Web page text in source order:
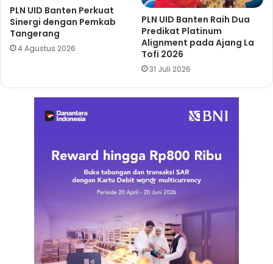
PLN UID Banten Perkuat
Sinergi dengan Pemkab
Tangerang
4 Agustus 2026
PLN UID Banten Raih Dua
Predikat Platinum
Alignment pada Ajang La
Tofi 2026
31 Juli 2026